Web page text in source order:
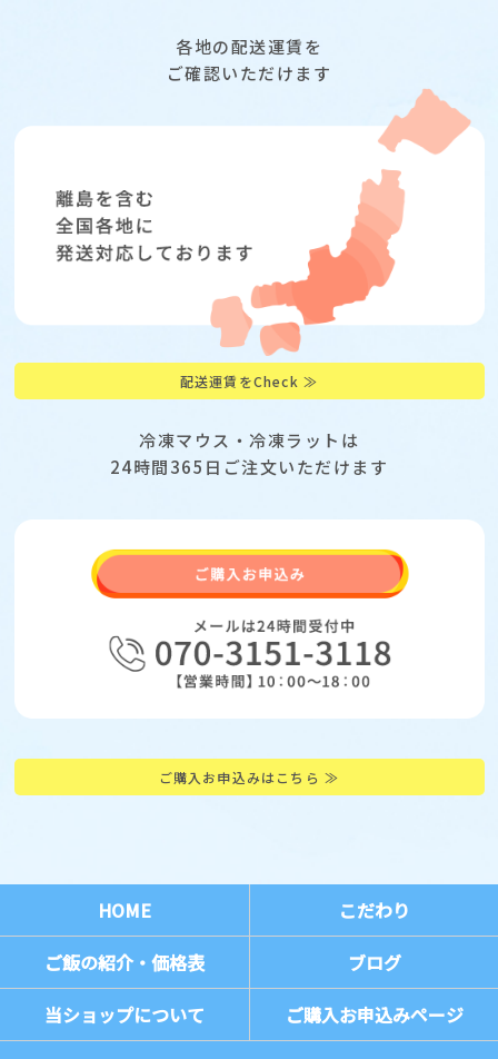
各地の配送運賃を
ご確認いただけます
配送運賃をCheck ≫
冷凍マウス・冷凍ラットは
24時間365日ご注文いただけます
ご購入お申込みはこちら ≫
HOME
こだわり
ご飯の紹介・価格表
ブログ
当ショップについて
ご購入お申込みページ